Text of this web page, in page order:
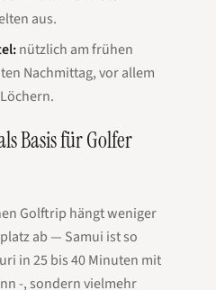
aus.
nützlich am frühen
Nachmittag, vor allem
Basis für Golfer
Golftrip hängt weniger
ab — Samui ist so
in 25 bis 40 Minuten mit
-, sondern vielmehr